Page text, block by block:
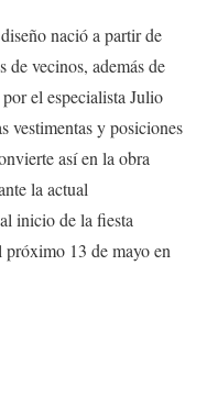
nació a partir de
vecinos, además de
el especialista Julio
vestimentas y posiciones
así en la obra
la actual
inicio de la fiesta
próximo 13 de mayo en